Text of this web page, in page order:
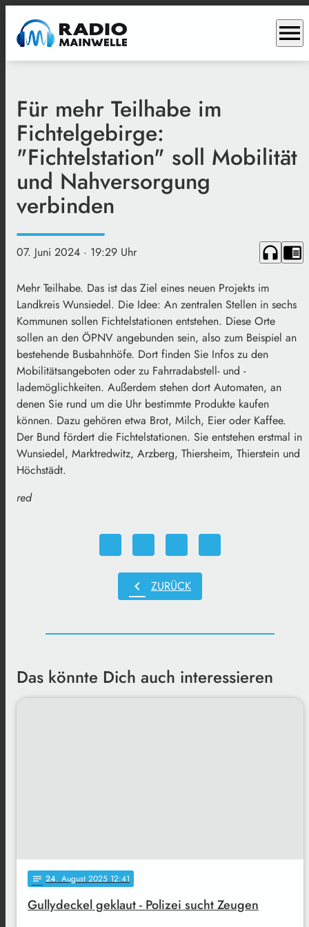
menu
Für mehr Teilhabe im
Fichtelgebirge:
"Fichtelstation" soll Mobilität
und Nahversorgung
verbinden
07. Juni 2024 · 19:29 Uhr headphones chrome_reader_mode
Mehr Teilhabe. Das ist das Ziel eines neuen Projekts im
Landkreis Wunsiedel. Die Idee: An zentralen Stellen in sechs
Kommunen sollen Fichtelstationen entstehen. Diese Orte
sollen an den ÖPNV angebunden sein, also zum Beispiel an
bestehende Busbahnhöfe. Dort finden Sie Infos zu den
Mobilitätsangeboten oder zu Fahrradabstell- und -
lademöglichkeiten. Außerdem stehen dort Automaten, an
denen Sie rund um die Uhr bestimmte Produkte kaufen
können. Dazu gehören etwa Brot, Milch, Eier oder Kaffee.
Der Bund fördert die Fichtelstationen. Sie entstehen erstmal in
Wunsiedel, Marktredwitz, Arzberg, Thiersheim, Thierstein und
Höchstädt.
red
chevron_left ZURÜCK
Das könnte Dich auch interessieren
notes 24. August 2025 12:41
Gullydeckel geklaut - Polizei sucht Zeugen